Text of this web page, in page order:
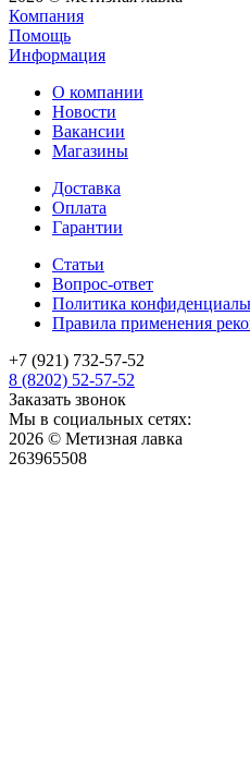
Компания
Помощь
Информация
О компании
Новости
Вакансии
Магазины
Доставка
Оплата
Гарантии
Статьи
Вопрос-ответ
Политика
Правила применения
+7 (921) 732-57-52
8 (8202) 52-57-52
Заказать звонок
Мы в социальных сетях:
2026 © Метизная лавка
263965508